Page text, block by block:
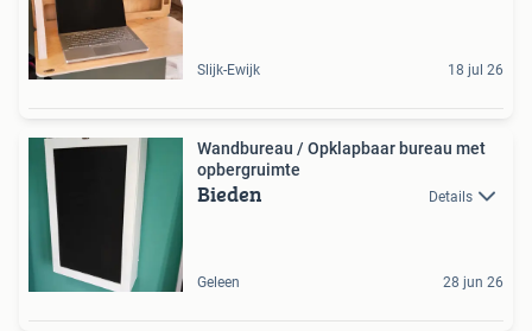
Slijk-Ewijk 18 jul 26
Wandbureau / Opklapbaar bureau met
opbergruimte
Bieden Details
Geleen 28 jun 26